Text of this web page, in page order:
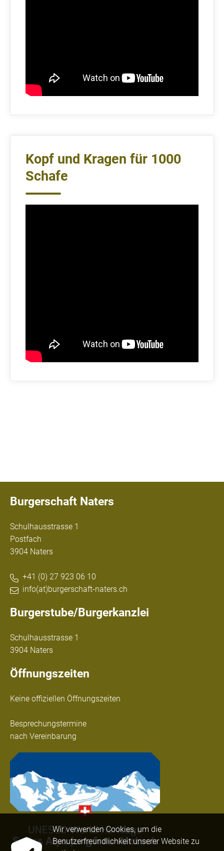
Kopf und Kragen für 1000
Schafe
Burgerschaft Naters
Schulhausstrasse 1
Postfach
3904 Naters
+41 (0) 27 923 06 10
info(at)burgerschaft-naters.ch
Burgerstube/Burgerkanzlei
Schulhausstrasse 1
3904 Naters
Öffnungszeiten
Keine offiziellen Öffnungszeiten
Besprechungstermine
nach Vereinbarung
Wir verwenden Cookies, um die
Benutzerfreundlichkeit unserer Website zu